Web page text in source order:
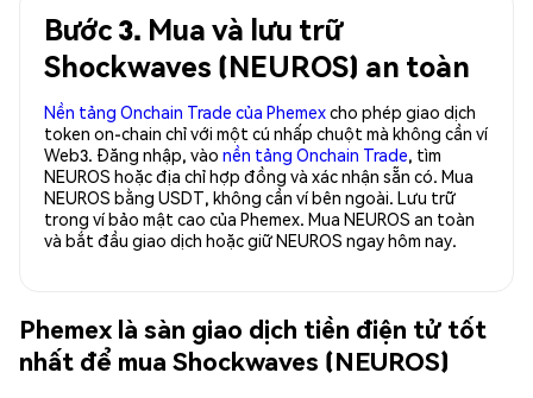
Bước 3. Mua và lưu trữ
Shockwaves (NEUROS) an toàn
Nền tảng Onchain Trade của Phemexcho phép giao dịch
token on-chain chỉ với một cú nhấp chuột mà không cần ví
Web3. Đăng nhập, vào nền tảng Onchain Trade, tìm
NEUROS hoặc địa chỉ hợp đồng và xác nhận sẵn có. Mua
NEUROS bằng USDT, không cần ví bên ngoài. Lưu trữ
trong ví bảo mật cao của Phemex. Mua NEUROS an toàn
và bắt đầu giao dịch hoặc giữ NEUROS ngay hôm nay.
Phemex là sàn giao dịch tiền điện tử tốt
nhất để mua Shockwaves (NEUROS)